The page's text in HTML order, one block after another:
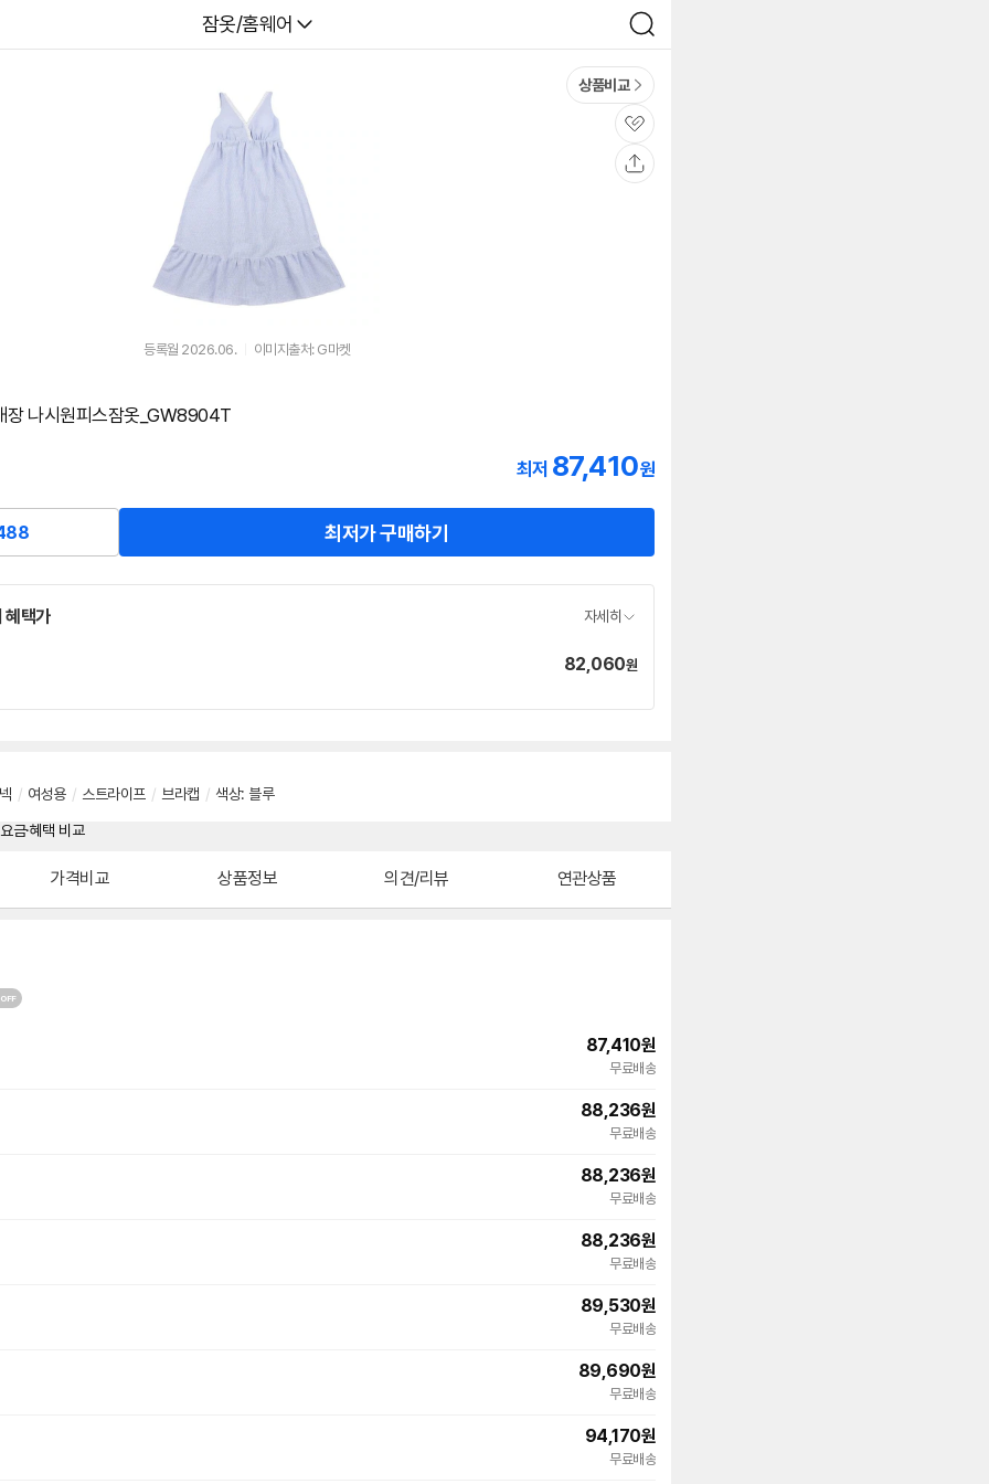
다나와
잠옷/홈웨어
검
색
상품비교
관
심
등록월 2026.06. 이미지출처: G마켓
장 나시원피스잠옷_GW8904T
최저 87,410원
최저가 구매하기
혜택가 자세히
가
82,060원
/ 여성용 / 스트라이프 / 브라캡 / 색상: 블루
가격비교 상품정보 의견/리뷰 연관상품
87,410원
무료배송
88,236원
무료배송
88,236원
무료배송
88,236원
무료배송
89,530원
무료배송
89,690원
무료배송
94,170원
무료배송